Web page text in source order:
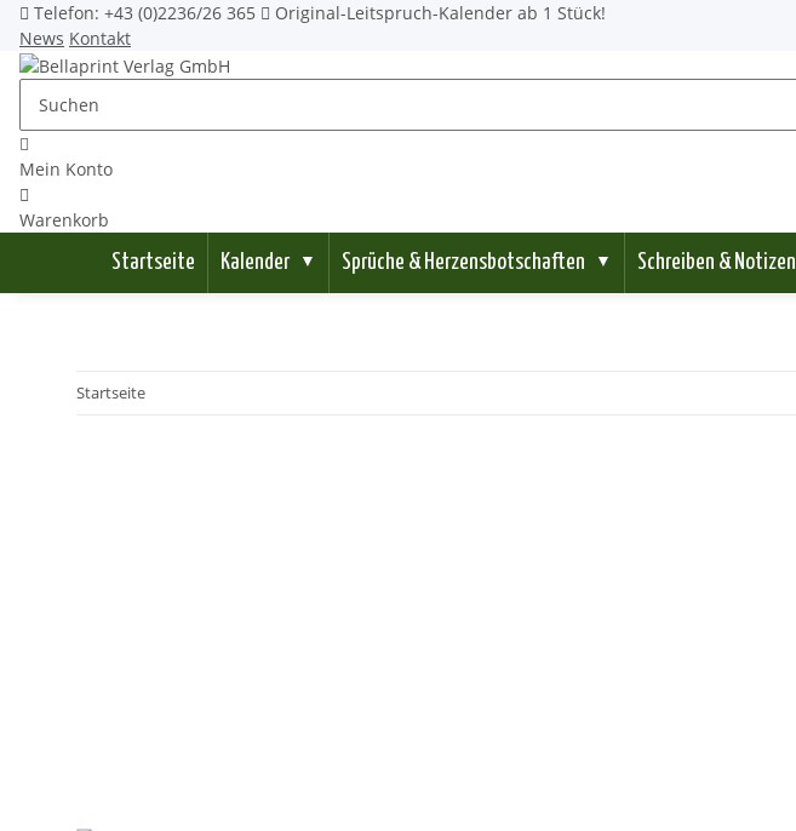
Telefon: +43 (0)2236/26 365
Original-Leitspruch-Kalender ab 1 Stück!
News Kontakt
Mein Konto
Warenkorb
Startseite
Kalender ▼ Sprüche & Herzensbotschaften ▼ Schreiben & Notizen
Startseite